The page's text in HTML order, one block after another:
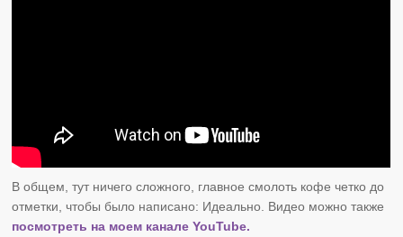
В общем, тут ничего сложного, главное смолоть кофе четко до
отметки, чтобы было написано: Идеально. Видео можно также
посмотреть на моем канале YouTube.